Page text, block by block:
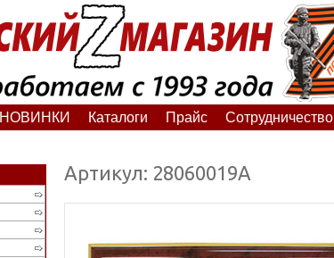
НОВИНКИ Каталоги Прайс Сотрудничество
Артикул: 28060019А